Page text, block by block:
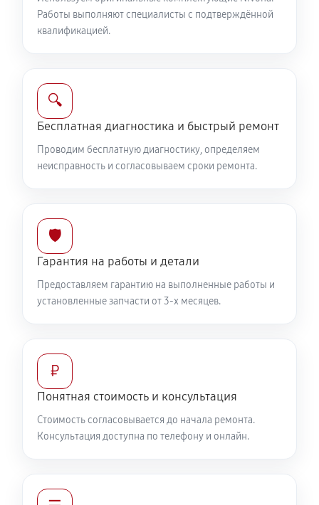
Работы выполняют специалисты с подтверждённой
квалификацией.
🔍
Бесплатная диагностика и быстрый ремонт
Проводим бесплатную диагностику, определяем
неисправность и согласовываем сроки ремонта.
🛡️
Гарантия на работы и детали
Предоставляем гарантию на выполненные работы и
установленные запчасти от 3-х месяцев.
₽
Понятная стоимость и консультация
Стоимость согласовывается до начала ремонта.
Консультация доступна по телефону и онлайн.